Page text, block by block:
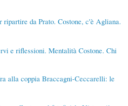
ripartire da Prato. Costone, c'è Agliana.
e riflessioni. Mentalità Costone. Chi
alla coppia Braccagni-Ceccarelli: le